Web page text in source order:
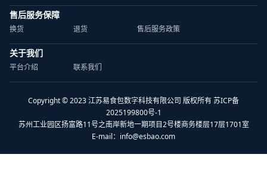
售后服务保障
换货 退货 售后服务政策
关于我们
平台介绍 联系我们
Copyright © 2023 江苏易食包数字科技有限公司 版权所有 苏ICP备
2025199800号-1
苏州工业园区扬富路11号之南岸新地一期项目2号楼商务楼层17层1701室
E-mail： info@esbao.com